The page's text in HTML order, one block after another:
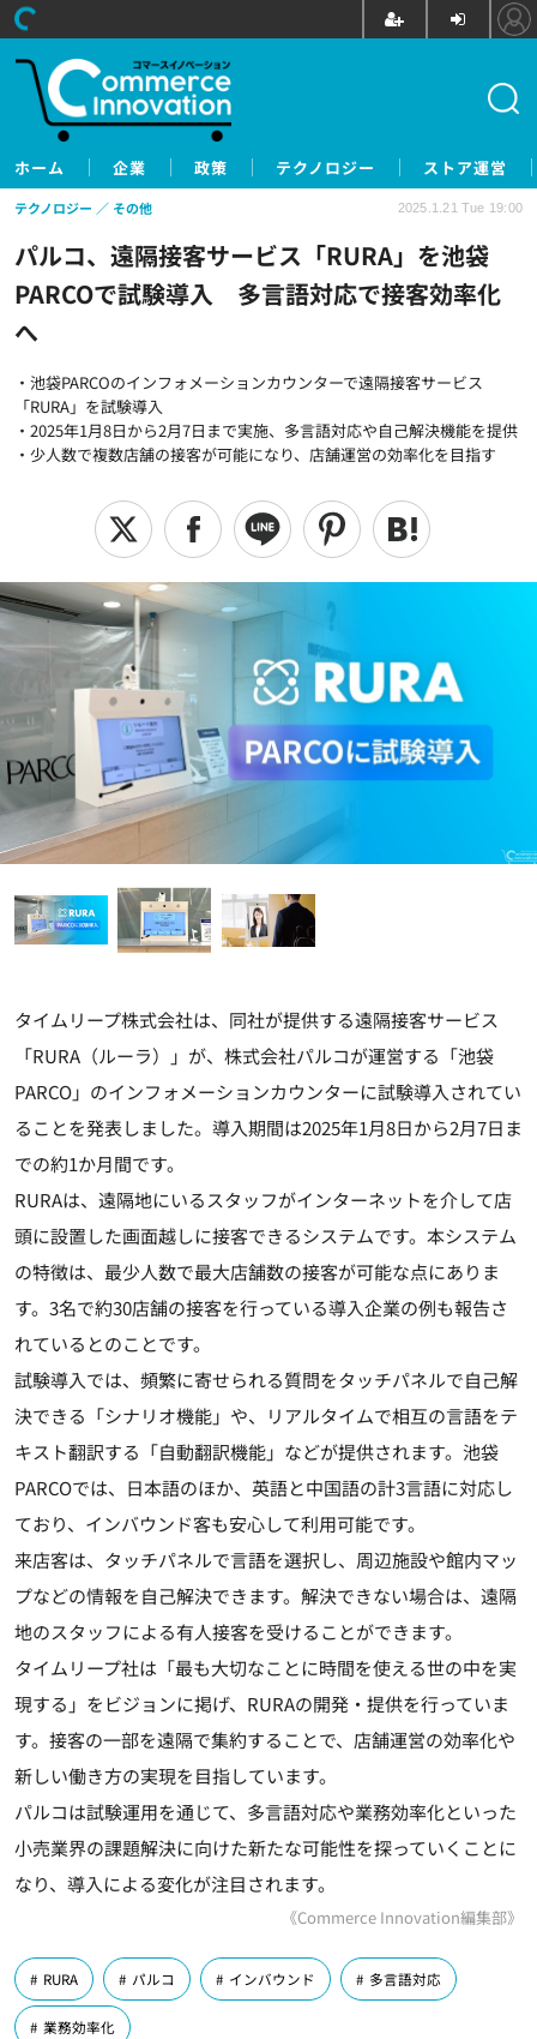
ホーム 企業 政策 テクノロジー ストア運営
パルコ、遠隔接客サービス「RURA」を池袋
PARCOで試験導入 多言語対応で接客効率化
へ
・池袋PARCOのインフォメーションカウンターで遠隔接客サービス
「RURA」を試験導入
・2025年1月8日から2月7日まで実施、多言語対応や自己解決機能を提供
・少人数で複数店舗の接客が可能になり、店舗運営の効率化を目指す
テクノロジー その他 2025.1.21 Tue 19:00
タイムリープ株式会社は、同社が提供する遠隔接客サービス
「RURA（ルーラ）」が、株式会社パルコが運営する「池袋
PARCO」のインフォメーションカウンターに試験導入されてい
ることを発表しました。導入期間は2025年1月8日から2月7日ま
での約1か月間です。
RURAは、遠隔地にいるスタッフがインターネットを介して店
頭に設置した画面越しに接客できるシステムです。本システム
の特徴は、最少人数で最大店舗数の接客が可能な点にありま
す。3名で約30店舗の接客を行っている導入企業の例も報告さ
れているとのことです。
試験導入では、頻繁に寄せられる質問をタッチパネルで自己解
決できる「シナリオ機能」や、リアルタイムで相互の言語をテ
キスト翻訳する「自動翻訳機能」などが提供されます。池袋
PARCOでは、日本語のほか、英語と中国語の計3言語に対応し
ており、インバウンド客も安心して利用可能です。
来店客は、タッチパネルで言語を選択し、周辺施設や館内マッ
プなどの情報を自己解決できます。解決できない場合は、遠隔
地のスタッフによる有人接客を受けることができます。
タイムリープ社は「最も大切なことに時間を使える世の中を実
現する」をビジョンに掲げ、RURAの開発・提供を行っていま
す。接客の一部を遠隔で集約することで、店舗運営の効率化や
新しい働き方の実現を目指しています。
パルコは試験運用を通じて、多言語対応や業務効率化といった
小売業界の課題解決に向けた新たな可能性を探っていくことに
なり、導入による変化が注目されます。
《Commerce Innovation編集部》
RURA パルコ インバウンド 多言語対応
業務効率化